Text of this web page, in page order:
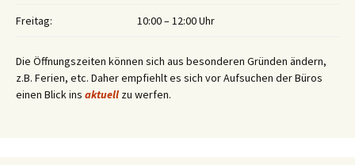
Freitag: 10:00 – 12:00 Uhr
Die Öffnungszeiten können sich aus besonderen Gründen ändern,
z.B. Ferien, etc. Daher empfiehlt es sich vor Aufsuchen der Büros
einen Blick ins aktuell zu werfen.